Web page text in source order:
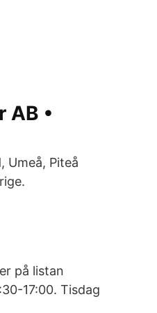
AB •
Umeå, Piteå
på listan
17:00. Tisdag